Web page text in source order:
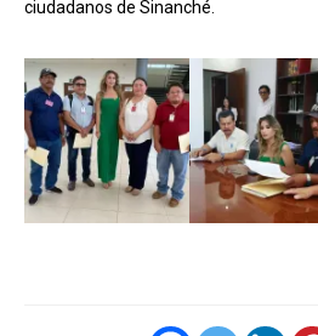
ciudadanos de Sinanché.